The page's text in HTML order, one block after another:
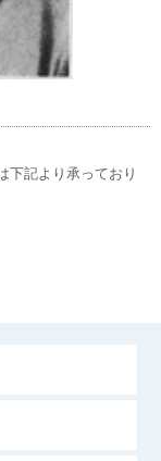
下記より承っており